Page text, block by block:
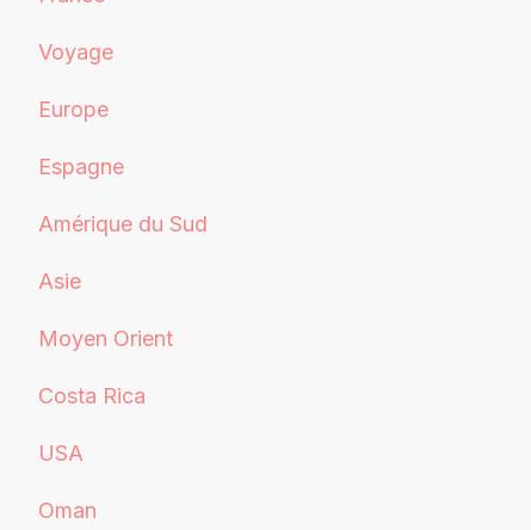
Voyage
Europe
Espagne
Amérique du Sud
Asie
Moyen Orient
Costa Rica
USA
Oman